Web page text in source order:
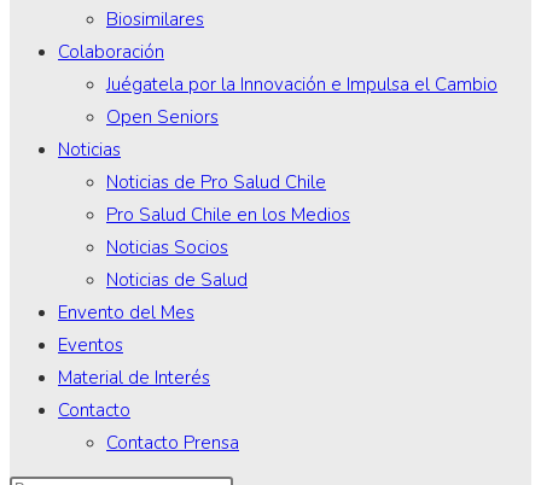
Biosimilares
Colaboración
Juégatela por la Innovación e Impulsa el Cambio
Open Seniors
Noticias
Noticias de Pro Salud Chile
Pro Salud Chile en los Medios
Noticias Socios
Noticias de Salud
Envento del Mes
Eventos
Material de Interés
Contacto
Contacto Prensa